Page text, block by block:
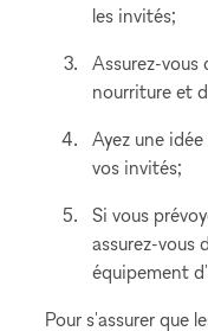
les invités;
Assurez-
nourriture et
Ayez une
vos invités;
Si vous
assurez-vous
équipement
Pour s'assurer que